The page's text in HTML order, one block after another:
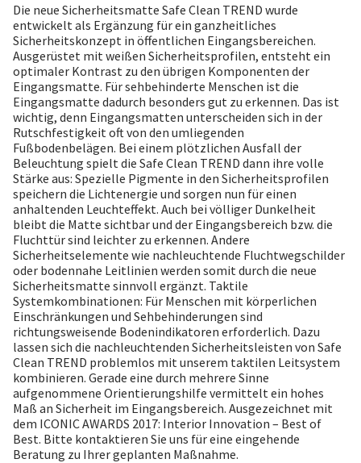
Die neue Sicherheitsmatte Safe Clean TREND wurde
entwickelt als Ergänzung für ein ganzheitliches
Sicherheitskonzept in öffentlichen Eingangsbereichen.
Ausgerüstet mit weißen Sicherheitsprofilen, entsteht ein
optimaler Kontrast zu den übrigen Komponenten der
Eingangsmatte. Für sehbehinderte Menschen ist die
Eingangsmatte dadurch besonders gut zu erkennen. Das ist
wichtig, denn Eingangsmatten unterscheiden sich in der
Rutschfestigkeit oft von den umliegenden
Fußbodenbelägen. Bei einem plötzlichen Ausfall der
Beleuchtung spielt die Safe Clean TREND dann ihre volle
Stärke aus: Spezielle Pigmente in den Sicherheitsprofilen
speichern die Lichtenergie und sorgen nun für einen
anhaltenden Leuchteffekt. Auch bei völliger Dunkelheit
bleibt die Matte sichtbar und der Eingangsbereich bzw. die
Fluchttür sind leichter zu erkennen. Andere
Sicherheitselemente wie nachleuchtende Fluchtwegschilder
oder bodennahe Leitlinien werden somit durch die neue
Sicherheitsmatte sinnvoll ergänzt. Taktile
Systemkombinationen: Für Menschen mit körperlichen
Einschränkungen und Sehbehinderungen sind
richtungsweisende Bodenindikatoren erforderlich. Dazu
lassen sich die nachleuchtenden Sicherheitsleisten von Safe
Clean TREND problemlos mit unserem taktilen Leitsystem
kombinieren. Gerade eine durch mehrere Sinne
aufgenommene Orientierungshilfe vermittelt ein hohes
Maß an Sicherheit im Eingangsbereich. Ausgezeichnet mit
dem ICONIC AWARDS 2017: Interior Innovation – Best of
Best. Bitte kontaktieren Sie uns für eine eingehende
Beratung zu Ihrer geplanten Maßnahme.